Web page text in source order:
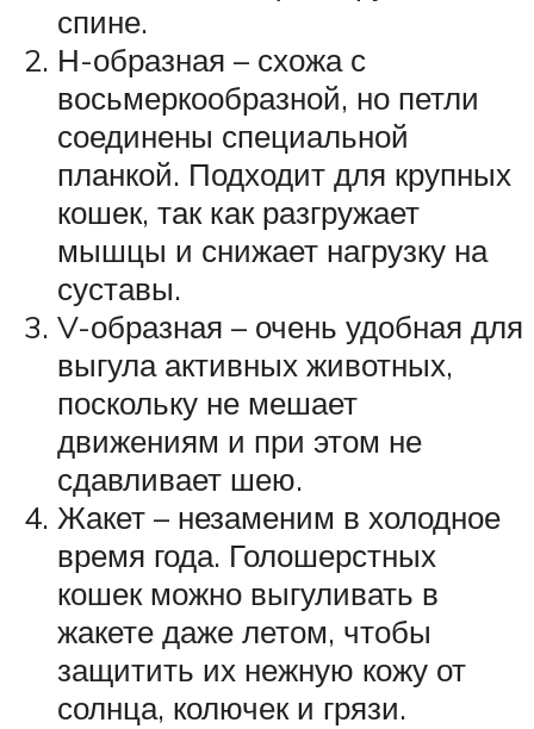
спине.
Н-образная – схожа с
восьмеркообразной, но петли
соединены специальной
планкой. Подходит для крупных
кошек, так как разгружает
мышцы и снижает нагрузку на
суставы.
V-образная – очень удобная для
выгула активных животных,
поскольку не мешает
движениям и при этом не
сдавливает шею.
Жакет – незаменим в холодное
время года. Голошерстных
кошек можно выгуливать в
жакете даже летом, чтобы
защитить их нежную кожу от
солнца, колючек и грязи.